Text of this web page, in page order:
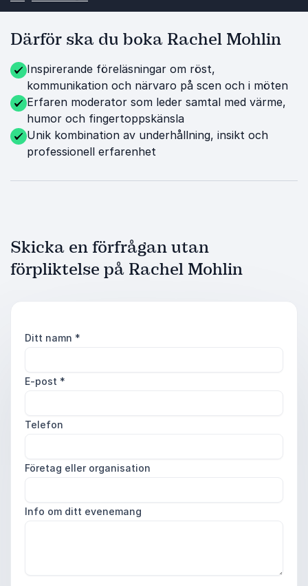
Därför ska du boka Rachel Mohlin
Inspirerande föreläsningar om röst,
kommunikation och närvaro på scen och i möten
Erfaren moderator som leder samtal med värme,
humor och fingertoppskänsla
Unik kombination av underhållning, insikt och
professionell erfarenhet
Skicka en förfrågan utan
förpliktelse på Rachel Mohlin
Ditt namn *
E-post *
Telefon
Företag eller organisation
Info om ditt evenemang